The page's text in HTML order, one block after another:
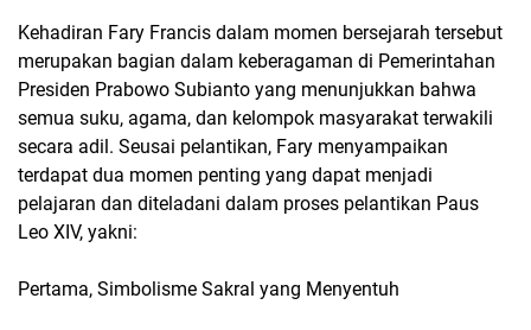
Kehadiran Fary Francis dalam momen bersejarah tersebut
merupakan bagian dalam keberagaman di Pemerintahan
Presiden Prabowo Subianto yang menunjukkan bahwa
semua suku, agama, dan kelompok masyarakat terwakili
secara adil. Seusai pelantikan, Fary menyampaikan
terdapat dua momen penting yang dapat menjadi
pelajaran dan diteladani dalam proses pelantikan Paus
Leo XIV, yakni:
Pertama, Simbolisme Sakral yang Menyentuh